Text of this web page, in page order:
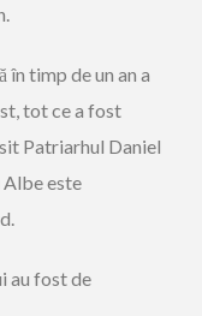
în timp de un an a
tot ce a fost
Patriarhul Daniel
Albe este
au fost de